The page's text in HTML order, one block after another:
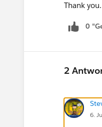
Thank you.
0
2
6.